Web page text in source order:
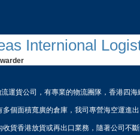
Internional
運貨公司，有專業的物流團隊，香港四
個面積寬廣的倉庫，我司專營海空運進
收貨香港放貨或再出口業務，隨著公司不